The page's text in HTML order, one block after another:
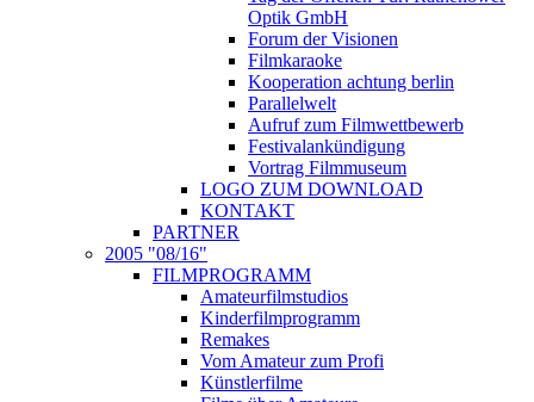
Optik GmbH
Forum der Visionen
Filmkaraoke
Kooperation achtung berlin
Parallelwelt
Aufruf zum Filmwettbewerb
Festivalankündigung
Vortrag Filmmuseum
LOGO ZUM DOWNLOAD
KONTAKT
PARTNER
2005 "08/16"
FILMPROGRAMM
Amateurfilmstudios
Kinderfilmprogramm
Remakes
Vom Amateur zum Profi
Künstlerfilme